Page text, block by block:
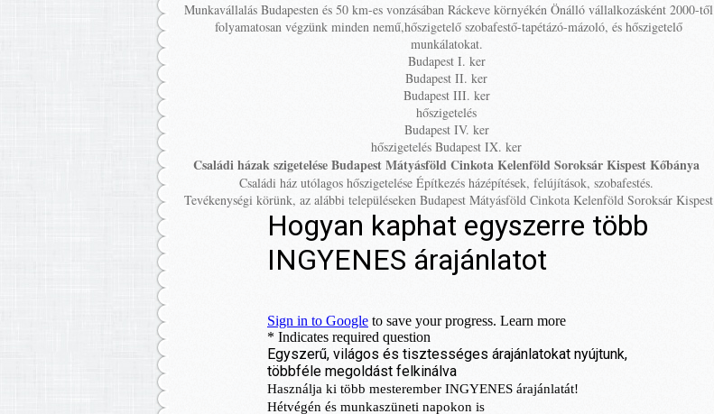
Munkavállalás Budapesten és 50 km-es vonzásában Ráckeve környékén Önálló vállalkozásként 2000-től
folyamatosan végzünk minden nemű,hőszigetelő szobafestő-tapétázó-mázoló, és hőszigetelő
munkálatokat.
Budapest I. ker
Budapest II. ker
Budapest III. ker
hőszigetelés
Budapest IV. ker
hőszigetelés Budapest IX. ker
Családi házak szigetelése Budapest Mátyásföld Cinkota Kelenföld Soroksár Kispest Kőbánya
Családi ház utólagos hőszigetelése Építkezés házépítések, felújítások, szobafestés.
Tevékenységi körünk, az alábbi településeken Budapest Mátyásföld Cinkota Kelenföld Soroksár Kispest